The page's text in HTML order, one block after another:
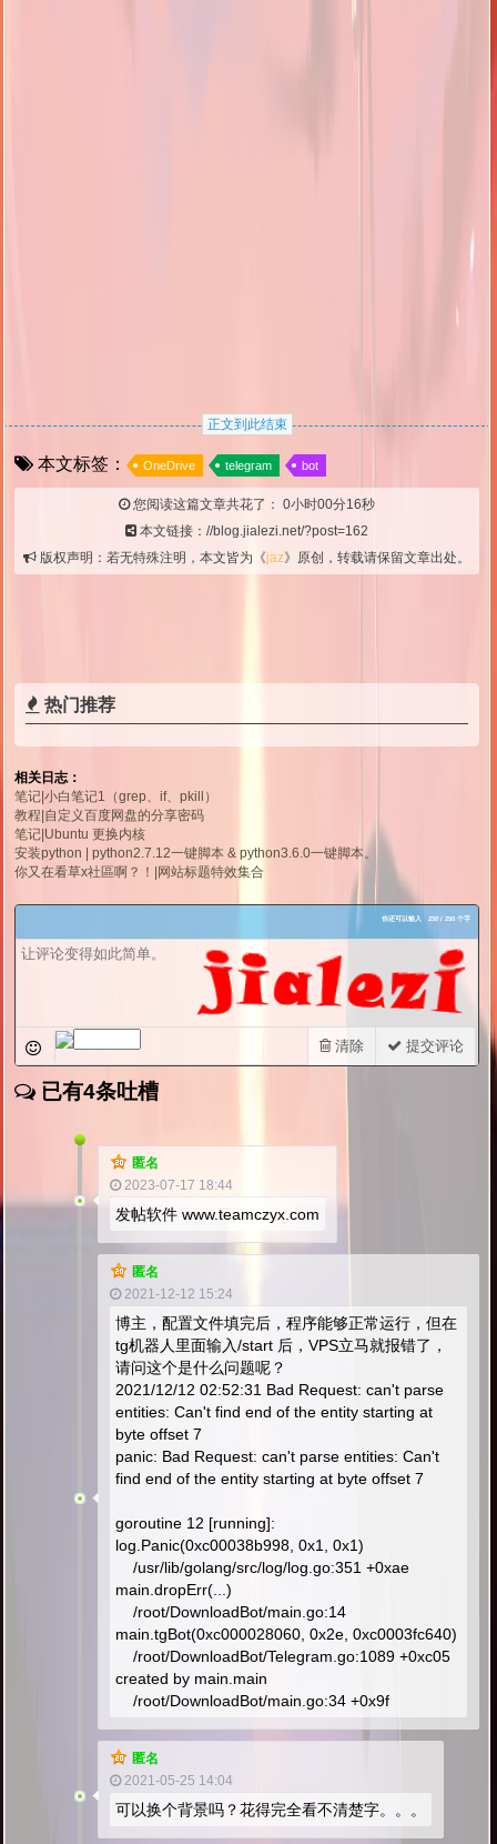
正文到此结束
本文标签： OneDrive telegram bot
您阅读这篇文章共花了： 0小时00分17秒
本文链接：//blog.jialezi.net/?post=162
版权声明：若无特殊注明，本文皆为《jaz》原创，转载请保留文章出处。
热门推荐
相关日志：
笔记|小白笔记1（grep、if、pkill）
教程|自定义百度网盘的分享密码
笔记|Ubuntu 更换内核
安装python | python2.7.12一键脚本 & python3.6.0一键脚本。
你又在看草x社區啊？！|网站标题特效集合
你还可以输入 250/ 250 个字
提交评论
清除
已有4条吐槽
匿名
2023-07-17 18:44
发帖软件 www.teamczyx.com
匿名
2021-12-12 15:24
博主，配置文件填完后，程序能够正常运行，但在
tg机器人里面输入/start 后，VPS立马就报错了，
请问这个是什么问题呢？
2021/12/12 02:52:31 Bad Request: can't parse
entities: Can't find end of the entity starting at
byte offset 7
panic: Bad Request: can't parse entities: Can't
find end of the entity starting at byte offset 7
goroutine 12 [running]:
log.Panic(0xc00038b998, 0x1, 0x1)
/usr/lib/golang/src/log/log.go:351 +0xae
main.dropErr(...)
/root/DownloadBot/main.go:14
main.tgBot(0xc000028060, 0x2e, 0xc0003fc640)
/root/DownloadBot/Telegram.go:1089 +0xc05
created by main.main
/root/DownloadBot/main.go:34 +0x9f
匿名
2021-05-25 14:04
可以换个背景吗？花得完全看不清楚字。。。